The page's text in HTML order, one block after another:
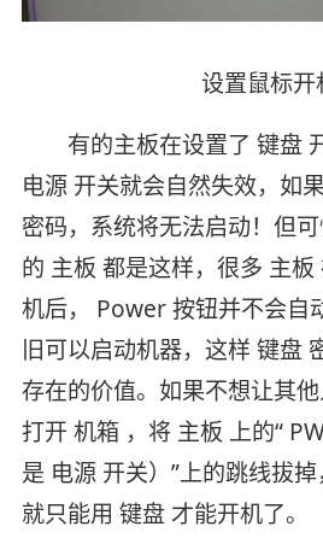
设置鼠标开
有的主板在设置了 键盘
电源 开关就会自然失效，如
密码，系统将无法启动！但
的 主板 都是这样，很多 主
机后， Power 按钮并不会自
旧可以启动机器，这样 键盘
存在的价值。如果不想让其
打开 机箱 ，将 主板 上的“
是 电源 开关）”上的跳线拔
就只能用 键盘 才能开机了。